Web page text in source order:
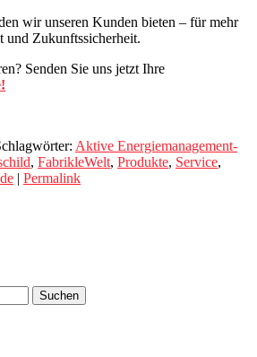
wir unseren Kunden bieten – für mehr
Zukunftssicherheit.
Senden Sie uns jetzt Ihre
Aktive Energiemanagement-
, FabrikleWelt, Produkte, Service,
| Permalink